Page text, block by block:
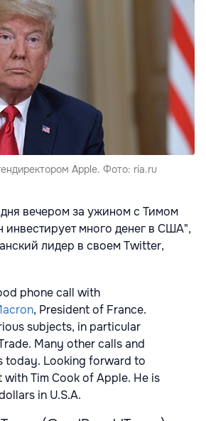
Apple. Фото: ria.ru
вечером за ужином с Тимом
инвестирует много денег в США",
лидер в своем Twitter,
phone call with
, President of France.
subjects, in particular
Many other calls and
today. Looking forward to
Tim Cook of Apple. He is
in U.S.A.